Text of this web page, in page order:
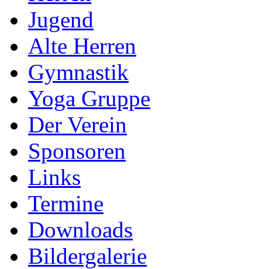
Jugend
Alte Herren
Gymnastik
Yoga Gruppe
Der Verein
Sponsoren
Links
Termine
Downloads
Bildergalerie